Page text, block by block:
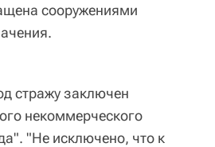
сооружениями
стражу заключен
некоммерческого
"Не исключено, что к